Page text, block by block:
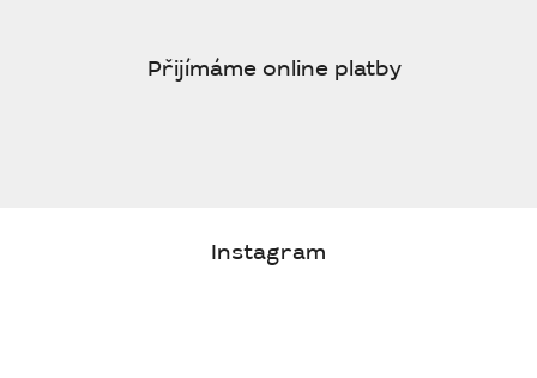
Přijímáme online platby
Instagram